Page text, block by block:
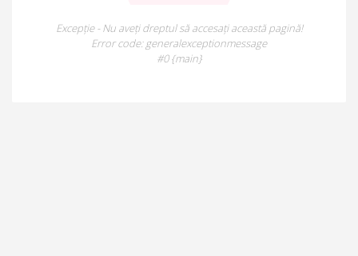
Excepție - Nu aveți dreptul să accesați această pagină!
Error code: generalexceptionmessage
#0 {main}